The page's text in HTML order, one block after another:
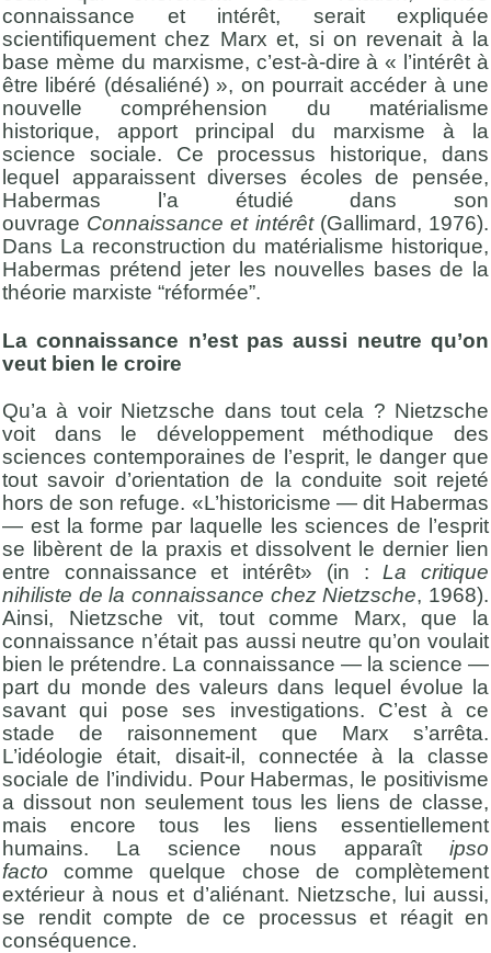
connaissance et intérêt, serait expliquée
scientifiquement chez Marx et, si on revenait à la
base mème du marxisme, c’est-à-dire à « l’intérêt à
être libéré (désaliéné) », on pourrait accéder à une
nouvelle compréhension du matérialisme
historique, apport principal du marxisme à la
science sociale. Ce processus historique, dans
lequel apparaissent diverses écoles de pensée,
Habermas l’a étudié dans son
ouvrage Connaissance et intérêt(Gallimard, 1976).
Dans La reconstruction du matérialisme historique,
Habermas prétend jeter les nouvelles bases de la
théorie marxiste “réformée”.
La connaissance n’est pas aussi neutre qu’on
veut bien le croire
Qu’a à voir Nietzsche dans tout cela ? Nietzsche
voit dans le développement méthodique des
sciences contemporaines de l’esprit, le danger que
tout savoir d’orientation de la conduite soit rejeté
hors de son refuge. «L’historicisme — dit Habermas
— est la forme par laquelle les sciences de l’esprit
se libèrent de la praxis et dissolvent le dernier lien
entre connaissance et intérêt» (in :La critique
nihiliste de la connaissance chez Nietzsche, 1968).
Ainsi, Nietzsche vit, tout comme Marx, que la
connaissance n’était pas aussi neutre qu’on voulait
bien le prétendre. La connaissance — la science —
part du monde des valeurs dans lequel évolue la
savant qui pose ses investigations. C’est à ce
stade de raisonnement que Marx s’arrêta.
L’idéologie était, disait-il, connectée à la classe
sociale de l’individu. Pour Habermas, le positivisme
a dissout non seulement tous les liens de classe,
mais encore tous les liens essentiellement
humains. La science nous apparaît ipso
facto comme quelque chose de complètement
extérieur à nous et d’aliénant. Nietzsche, lui aussi,
se rendit compte de ce processus et réagit en
conséquence.